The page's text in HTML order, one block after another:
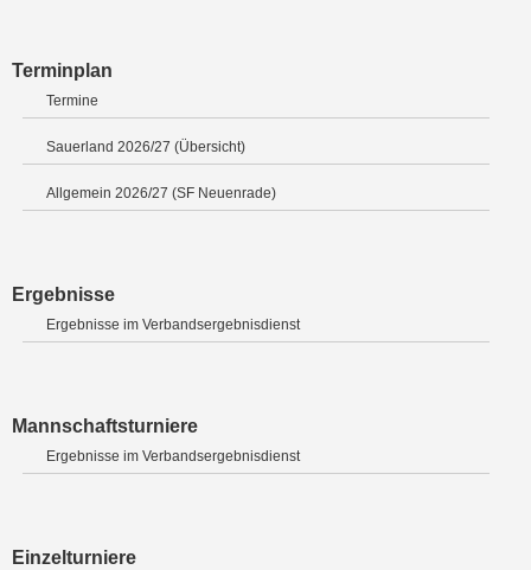
Terminplan
Termine
Sauerland 2026/27 (Übersicht)
Allgemein 2026/27 (SF Neuenrade)
Ergebnisse
Ergebnisse im Verbandsergebnisdienst
Mannschaftsturniere
Ergebnisse im Verbandsergebnisdienst
Einzelturniere